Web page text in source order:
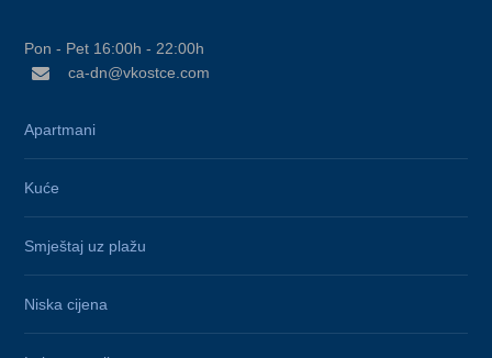
Pon - Pet 16:00h - 22:00h
ca-dn@vkostce.com
Apartmani
Kuće
Smještaj uz plažu
Niska cijena